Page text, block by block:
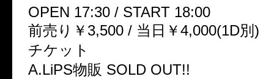
OPEN 17:30 / START 18:00
前売り￥3,500 / 当日￥4,000(1D別)
チケット
A.LiPS物販 SOLD OUT!!